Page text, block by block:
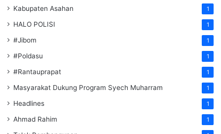
Kabupaten Asahan 1
HALO POLISI 1
#Jibom 1
#Poldasu 1
#Rantauprapat 1
Masyarakat Dukung Program Syech Muharram 1
Headlines 1
Ahmad Rahim 1